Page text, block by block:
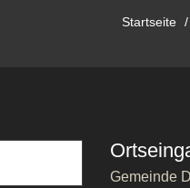
Startseite
Gemeinde